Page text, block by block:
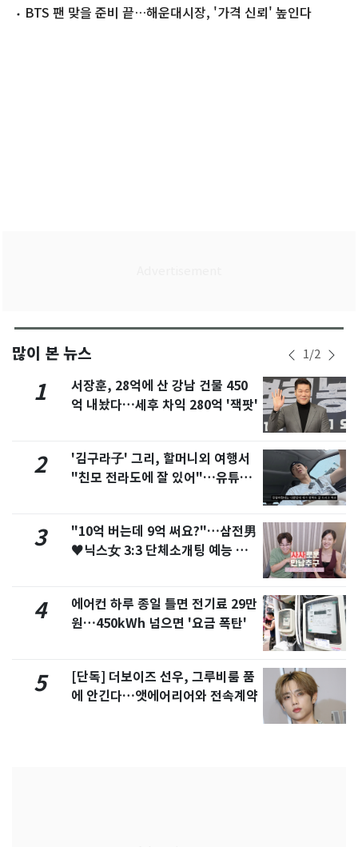
BTS 팬 맞을 준비 끝…해운대시장, '가격 신뢰' 높인다
많이 본 뉴스 1/2
1
서장훈, 28억에 산 강남 건물 450
억 내놨다…세후 차익 280억 '잭팟'
2
'김구라子' 그리, 할머니외 여행서
"친모 전라도에 잘 있어"…유튜브
3
"10억 버는데 9억 써요?"…삼전男
♥닉스女 3:3 단체소개팅 예능 화
4
에어컨 하루 종일 틀면 전기료 29만
원…450kWh 넘으면 '요금 폭탄'
5
[단독] 더보이즈 선우, 그루비룸 품
에 안긴다…앳에어리어와 전속계약